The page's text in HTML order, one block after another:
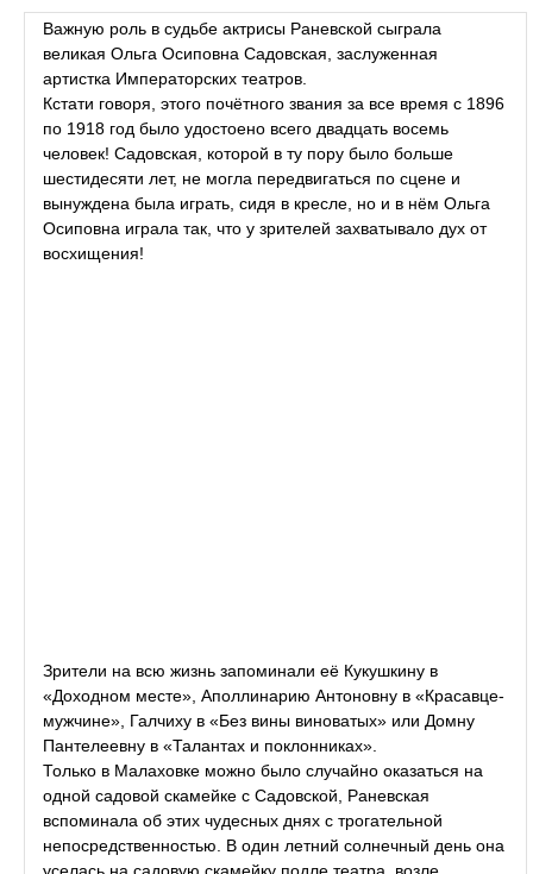
Важную роль в судьбе актрисы Раневской сыграла
великая Ольга Осиповна Садовская, заслуженная
артистка Императорских театров.
Кстати говоря, этого почётного звания за все время с 1896
по 1918 год было удостоено всего двадцать восемь
человек! Садовская, которой в ту пору было больше
шестидесяти лет, не могла передвигаться по сцене и
вынуждена была играть, сидя в кресле, но и в нём Ольга
Осиповна играла так, что у зрителей захватывало дух от
восхищения!
Зрители на всю жизнь запоминали её Кукушкину в
«Доходном месте», Аполлинарию Антоновну в «Красавце-
мужчине», Галчиху в «Без вины виноватых» или Домну
Пантелеевну в «Талантах и поклонниках».
Только в Малаховке можно было случайно оказаться на
одной садовой скамейке с Садовской, Раневская
вспоминала об этих чудесных днях с трогательной
непосредственностью. В один летний солнечный день она
уселась на садовую скамейку подле театра, возле